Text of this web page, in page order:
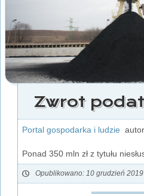
Zwrot
Portal gospodarka i ludzie
Ponad 350 mln zł z tytułu
Opublikowano: 10 grudzień 2019